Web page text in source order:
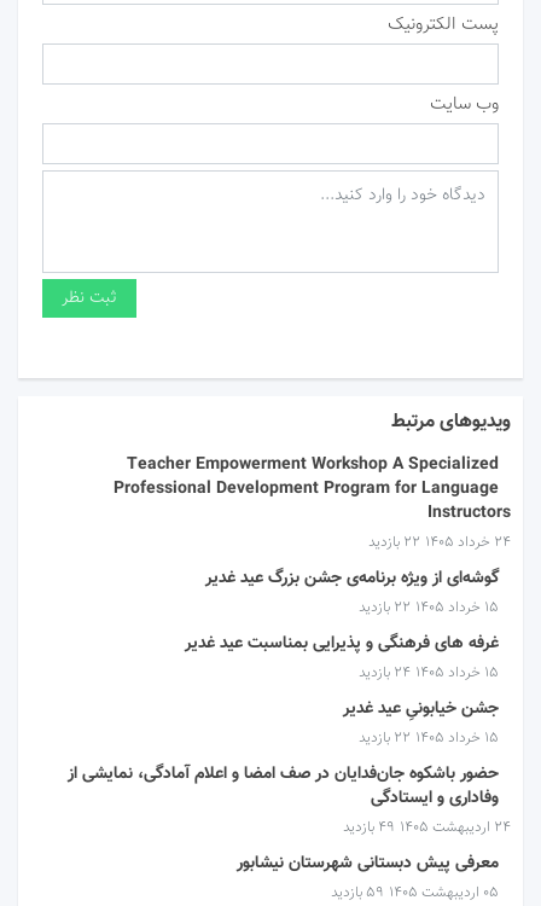
پست الکترونیک
وب سایت
ویدیوهای مرتبط
Teacher Empowerment Workshop A Specialized
Professional Development Program for Language
Instructors
۲۴ خرداد ۱۴۰۵ 22 بازدید
گوشه‌ای از ویژه برنامه‌ی جشن بزرگ عید غدیر
۱۵ خرداد ۱۴۰۵ 22 بازدید
غرفه های فرهنگی و پذیرایی بمناسبت عید غدیر
۱۵ خرداد ۱۴۰۵ 24 بازدید
جشن خیابونیِ عید غدیر
۱۵ خرداد ۱۴۰۵ 22 بازدید
حضور باشکوه جان‌فدایان در صف امضا و اعلام آمادگی، نمایشی از
وفاداری و ایستادگی
۲۴ اردیبهشت ۱۴۰۵ 49 بازدید
معرفی پیش دبستانی شهرستان نیشابور
۰۵ اردیبهشت ۱۴۰۵ 59 بازدید